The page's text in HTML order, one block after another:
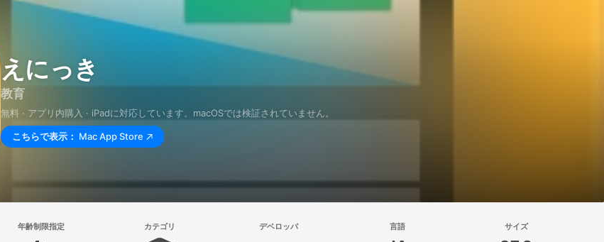
えにっき
教育
無料 · アプリ内購入 · iPadに対応しています。macOSでは検証されていません。
こちらで表示： Mac App Store
年齢制限指定 カテゴリ デベロッパ 言語 サイズ